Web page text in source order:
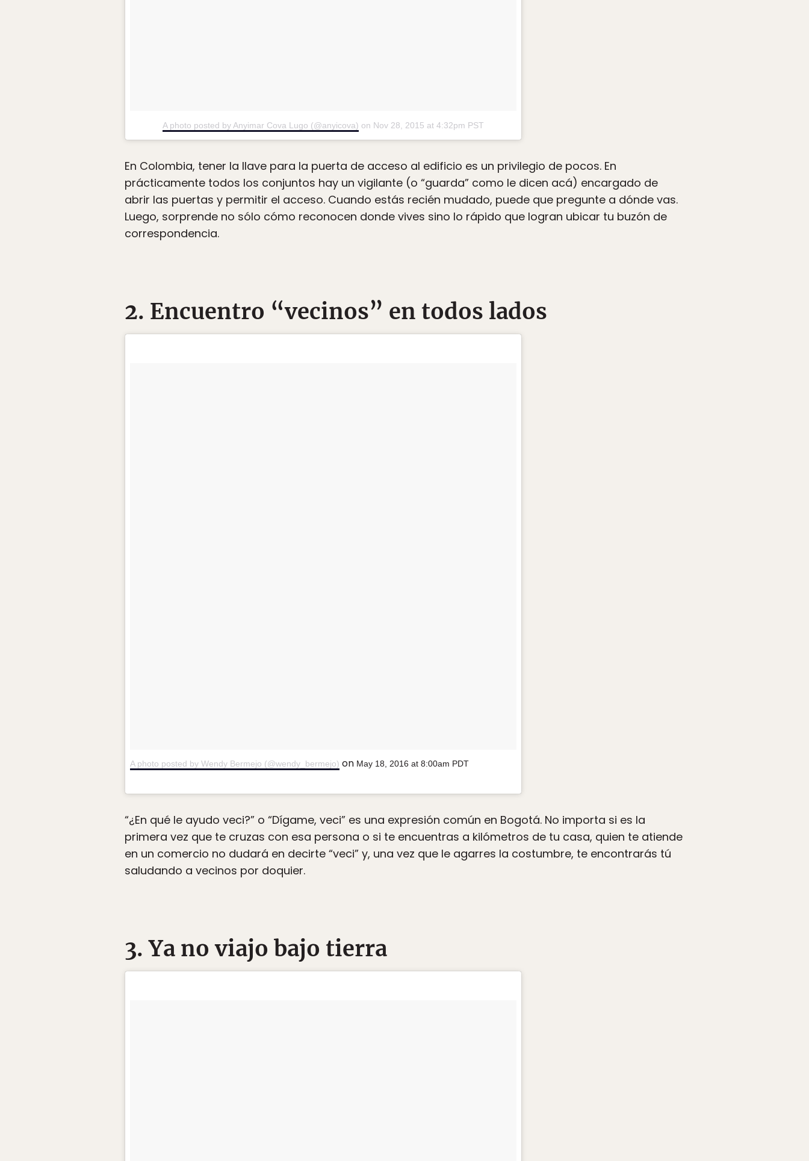
A photo posted by Anyimar Cova Lugo (@anyicova) on Nov 28, 2015 at 4:32pm PST
En Colombia, tener la llave para la puerta de acceso al edificio es un privilegio de pocos. En
prácticamente todos los conjuntos hay un vigilante (o “guarda” como le dicen acá) encargado de
abrir las puertas y permitir el acceso. Cuando estás recién mudado, puede que pregunte a dónde vas.
Luego, sorprende no sólo cómo reconocen donde vives sino lo rápido que logran ubicar tu buzón de
correspondencia.
2. Encuentro “vecinos” en todos lados
A photo posted by Wendy Bermejo (@wendy_bermejo) on May 18, 2016 at 8:00am PDT
“¿En qué le ayudo veci?” o “Dígame, veci” es una expresión común en Bogotá. No importa si es la
primera vez que te cruzas con esa persona o si te encuentras a kilómetros de tu casa, quien te atiende
en un comercio no dudará en decirte “veci” y, una vez que le agarres la costumbre, te encontrarás tú
saludando a vecinos por doquier.
3. Ya no viajo bajo tierra